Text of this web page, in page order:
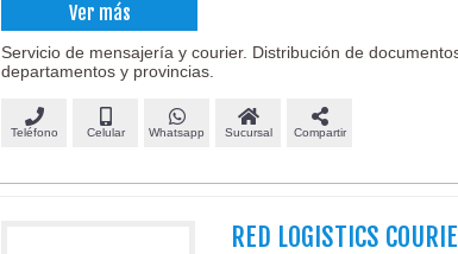
Ver más
Servicio de mensajería y courier. Distribución de
departamentos y provincias.
Teléfono Celular Whatsapp Sucursal Compartir
RED LOGISTICS